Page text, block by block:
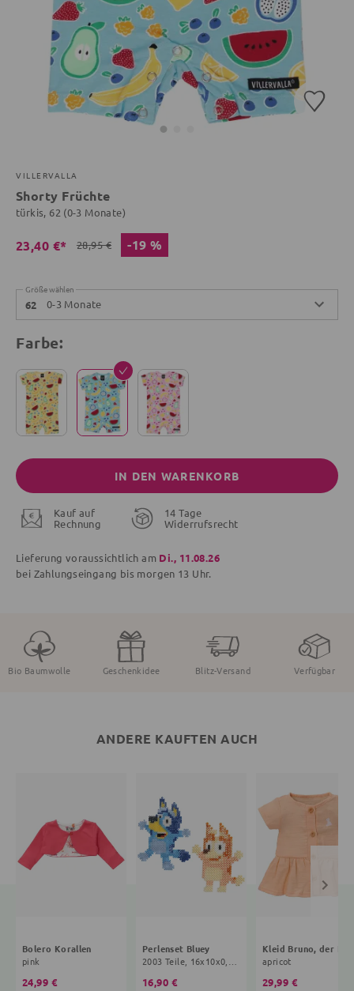
VILLERVALLA
Shorty Früchte
türkis, 62 (0-3 Monate)
23,40 €* 28,95 € -19 %
Größe wählen
62 0-3 Monate
Farbe:
IN DEN WARENKORB
Kauf auf
Rechnung
14 Tage
Widerrufsrecht
Lieferung voraussichtlich am Di., 11.08.26
bei Zahlungseingang bis morgen 13 Uhr.
Bio Baumwolle Geschenkidee Blitz-Versand Verfügbar
ANDERE KAUFTEN AUCH
Bolero Korallen
pink
24,99 €
Perlenset Bluey
2003 Teile, 16x10x0,5 cm, 3+ Jahre, bunt
16,90 €
apricot
29,99 €